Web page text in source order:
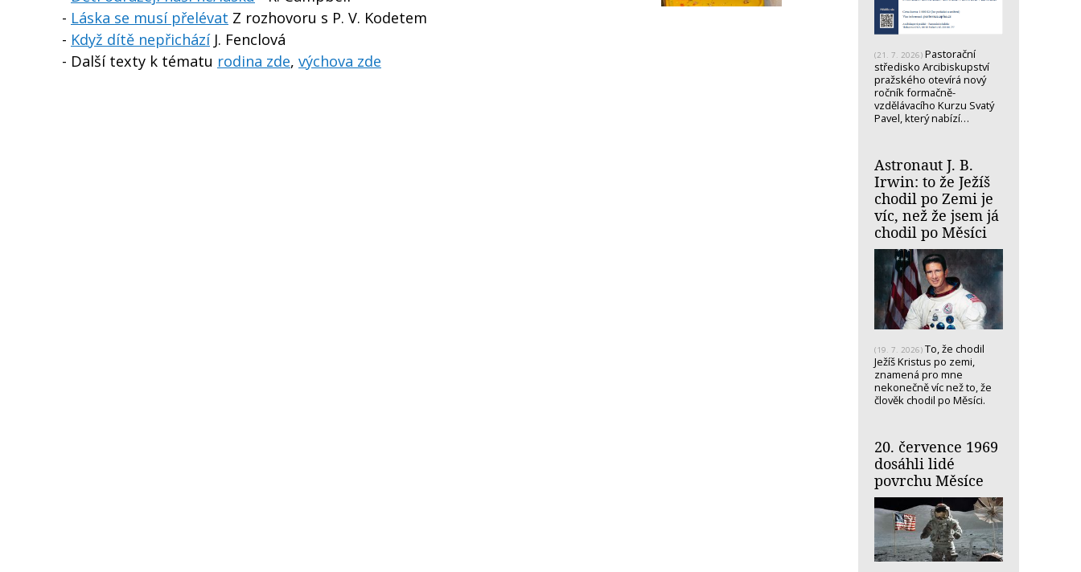
- Láska se musí přelévat Z rozhovoru s P. V. Kodetem
- Když dítě nepřicházíJ. Fenclová
- Další texty k tématu rodina zde, výchova zde (21. 7. 2026) Pastorační
středisko Arcibiskupství
pražského otevírá nový
ročník formačně-
vzdělávacího Kurzu Svatý
Pavel, který nabízí…
Astronaut J. B.
Irwin: to že Ježíš
chodil po Zemi je
víc, než že jsem já
chodil po Měsíci
(19. 7. 2026) To, že chodil
Ježíš Kristus po zemi,
znamená pro mne
nekonečně víc než to, že
člověk chodil po Měsíci.
20. července 1969
dosáhli lidé
povrchu Měsíce